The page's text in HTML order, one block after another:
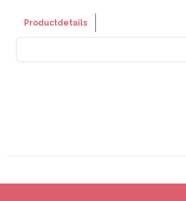
Productdetails